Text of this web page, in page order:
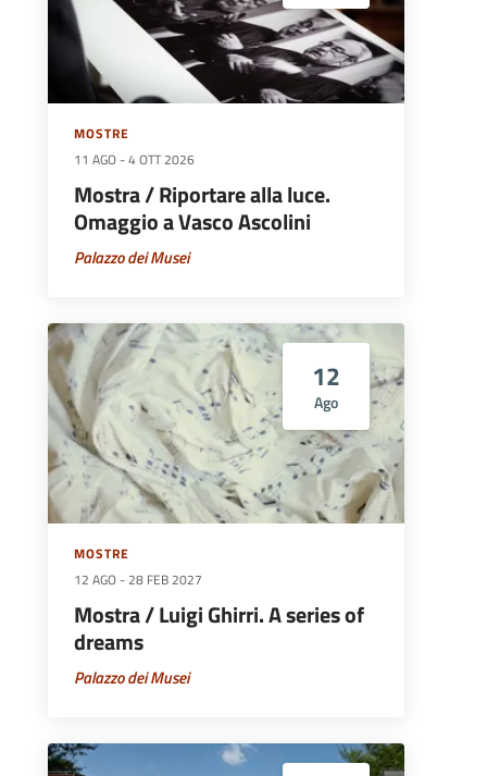
MOSTRE
11 AGO -4 OTT 2026
Mostra / Riportare alla luce.
Omaggio a Vasco Ascolini
Palazzo dei Musei
12
Ago
MOSTRE
12 AGO -28 FEB 2027
Mostra / Luigi Ghirri. A series of
dreams
Palazzo dei Musei